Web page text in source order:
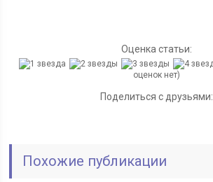
Оценка статьи:
оценок нет)
Поделиться с друзьями:
Похожие публикации